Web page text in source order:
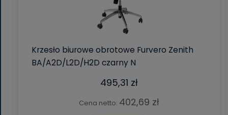
Krzesło biurowe obrotowe Furvero Zenith
BA/A2D/L2D/H2D czarny N
495,31 zł
Cena netto: 402,69 zł